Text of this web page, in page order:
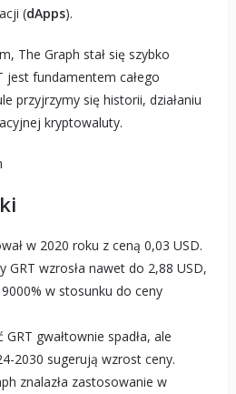
(dApps).
The Graph stał się szybko
jest fundamentem całego
przyjrzymy się historii, działaniu
kryptowaluty.
w 2020 roku z ceną 0,03 USD.
GRT wzrosła nawet do 2,88 USD,
w stosunku do ceny
gwałtownie spadła, ale
2030 sugerują wzrost ceny.
znalazła zastosowanie w